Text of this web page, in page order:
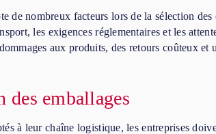
de nombreux facteurs lors de la sélection des
les exigences réglementaires et les
aux produits, des retours coûteux et
des emballages
à leur chaîne logistique, les entreprises